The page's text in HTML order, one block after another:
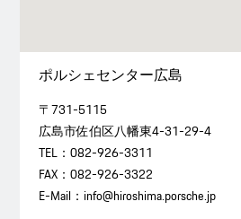
ポルシェセンター広島
〒731-5115
広島市佐伯区八幡東4-31-29-4
TEL：082-926-3311
FAX：082-926-3322
E-Mail：info@hiroshima.porsche.jp